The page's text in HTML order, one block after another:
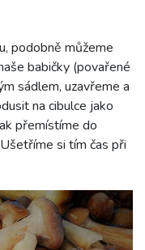
podobně můžeme
babičky (povařené
sádlem, uzavřeme a
na cibulce jako
přemístíme do
si tím čas při